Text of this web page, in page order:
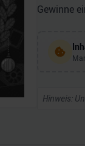
Gewinne
Hinweis: